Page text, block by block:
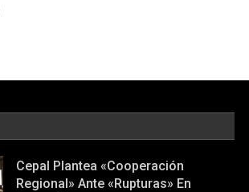
Cepal Plantea «cooperación
Regional» Ante «rupturas» En